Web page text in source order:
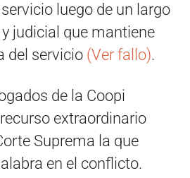
luego de un largo
judicial que mantiene
del servicio (Ver fallo).
de la Coopi
extraordinario
Suprema la que
en el conflicto.